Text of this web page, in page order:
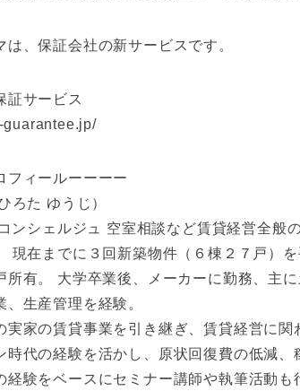
は、保証会社の新サービスです。
証サービス
guarantee.jp/
フィールーーーー
ろた ゆうじ）
ンシェルジュ 空室相談など賃貸経営全般
現在までに３回新築物件（６棟２７戸）を
所有。 大学卒業後、メーカーに勤務、主に
、生産管理を経験。
実家の賃貸事業を引き継ぎ、賃貸経営に関
時代の経験を活かし、原状回復費の低減、
経験をベースにセミナー講師や執筆活動も